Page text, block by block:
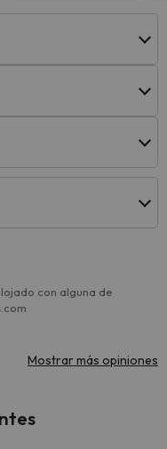
con alguna de
Mostrar más opiniones